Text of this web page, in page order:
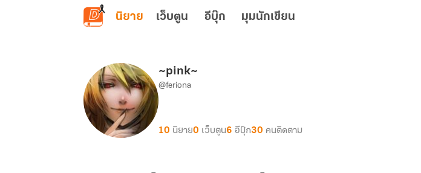
ข้ามไปยังเนื้อหาหลัก
นิยาย เว็บตูน อีบุ๊ก มุมนักเขียน
~pink~
@feriona
10 นิยาย0 เว็บตูน6 อีบุ๊ก30 คนติดตาม